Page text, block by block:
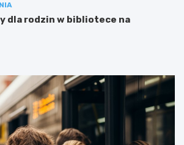
dla rodzin w bibliotece na